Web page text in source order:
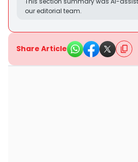
our editorial team.
Share Article